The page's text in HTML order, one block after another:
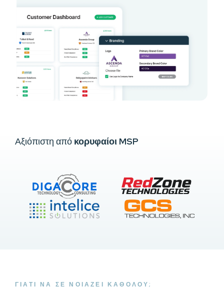
Αξιόπιστη από κορυφαίοι MSP
ΓΙΑΤΊ ΝΑ ΣΕ ΝΟΙΆΖΕΙ ΚΑΘΌΛΟΥ;